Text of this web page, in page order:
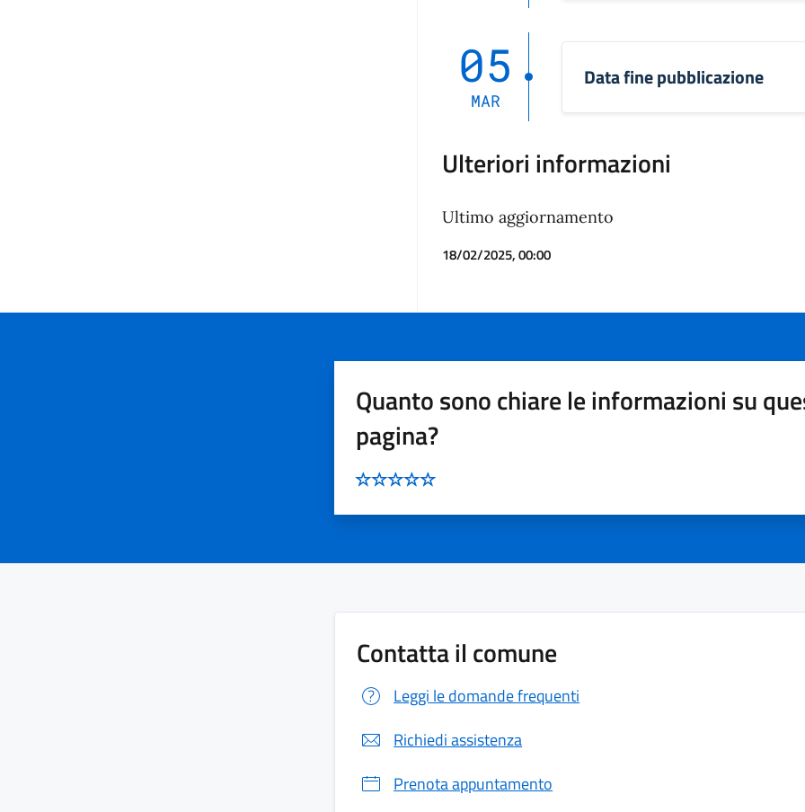
05
MAR
Data fine pubblicazione
Ulteriori informazioni
Ultimo aggiornamento
18/02/2025, 00:00
Quanto sono chiare le informazioni su
pagina?
Contatta il comune
Leggi le domande frequenti
Richiedi assistenza
Prenota appuntamento